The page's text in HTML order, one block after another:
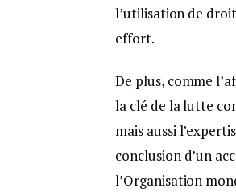
l’utilisation de
effort.
De plus, comme
la clé de la lutte
mais aussi
conclusion d’un
l’Organisation